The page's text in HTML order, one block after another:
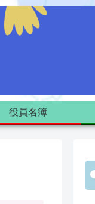
役員名簿